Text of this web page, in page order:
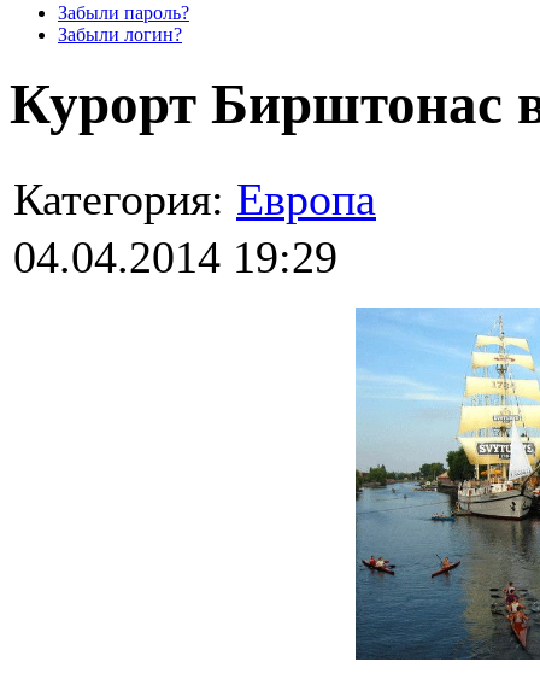
Забыли пароль?
Забыли логин?
Курорт Бирштонас
Категория: Европа
04.04.2014 19:29